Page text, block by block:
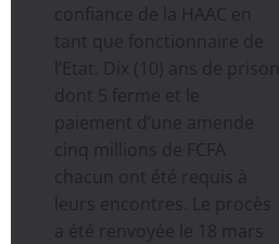
confiance de la HAAC en
tant que fonctionnaire de
l’Etat. Dix (10) ans de prison
dont 5 ferme et le
paiement d’une amende
cinq millions de FCFA
chacun ont été requis à
leurs encontres. Le procès
a été renvoyée le 18 mars